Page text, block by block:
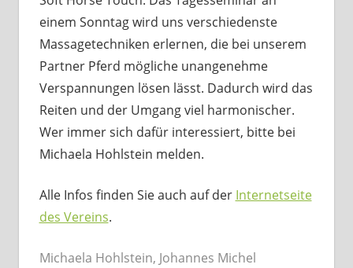
einem Sonntag wird uns verschiedenste
Massagetechniken erlernen, die bei unserem
Partner Pferd mögliche unangenehme
Verspannungen lösen lässt. Dadurch wird das
Reiten und der Umgang viel harmonischer.
Wer immer sich dafür interessiert, bitte bei
Michaela Hohlstein melden.
Alle Infos finden Sie auch auf der Internetseite
des Vereins.
Michaela Hohlstein, Johannes Michel